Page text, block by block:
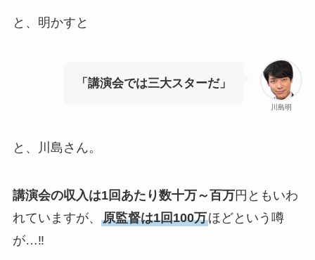
と、明かすと
川島明
「講演会では三大スターだ」
と、川島さん。
講演会の収入は1回あたり数十万～百万円ともいわ
れていますが、 原監督は1回100万ほどという噂
が…‼